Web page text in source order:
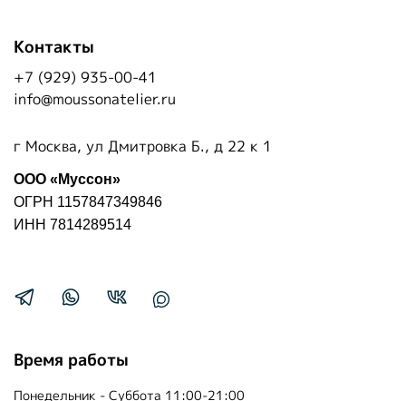
Время работы
Понедельник - Суббота 11:00-21:00
Контакты
+7 (929) 935-00-41
info@moussonatelier.ru
г Москва, ул Дмитровка Б., д 22 к 1
ООО «Муссон»
ОГРН 1157847349846
ИНН 7814289514